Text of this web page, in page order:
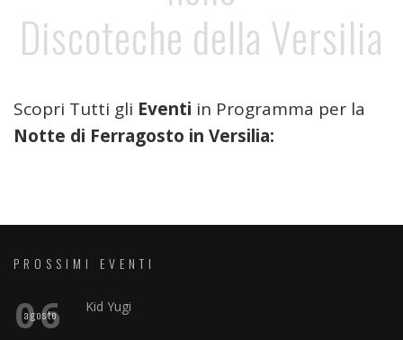
Discoteche della Versilia
Scopri Tutti gli Eventi in Programma per la
Notte di Ferragosto in Versilia:
PROSSIMI EVENTI
06
agosto Kid Yugi